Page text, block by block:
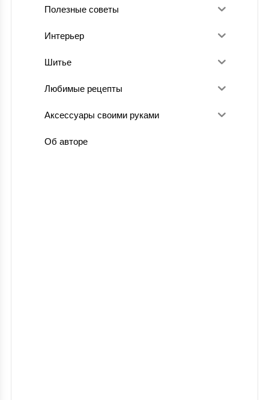
Полезные советы
Интерьер
Шитье
Любимые рецепты
Аксессуары своими руками
Об авторе